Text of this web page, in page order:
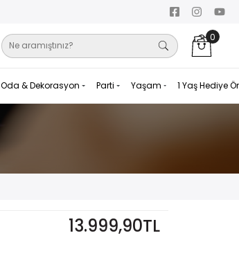
0
Oda & Dekorasyon Parti Yaşam 1 Yaş Hediye
13.999,90TL